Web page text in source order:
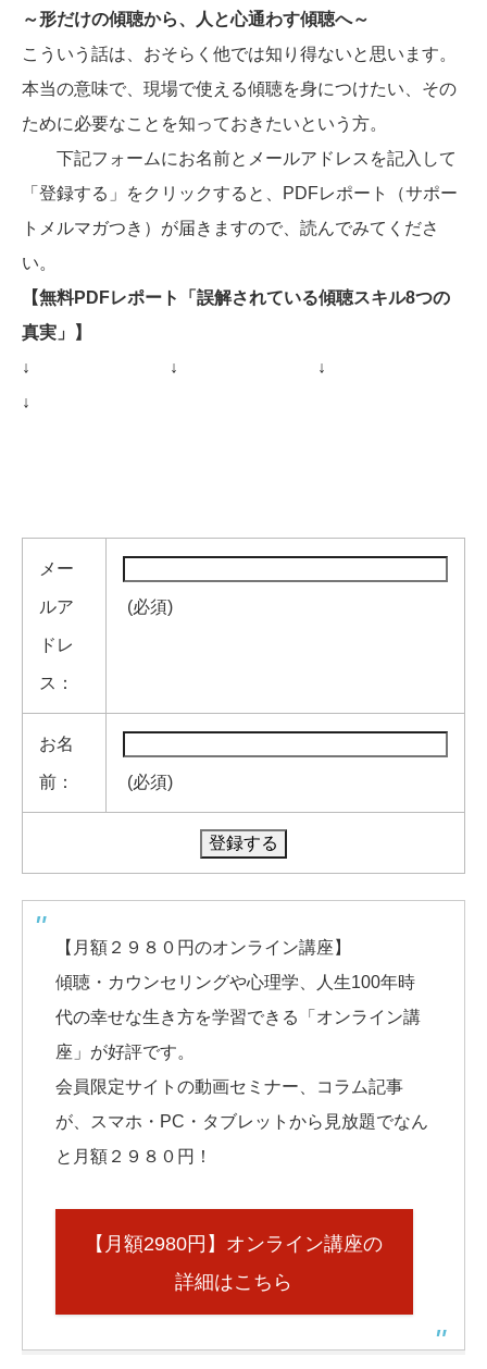
～形だけの傾聴から、人と心通わす傾聴へ～
こういう話は、おそらく他では知り得ないと思います。
本当の意味で、現場で使える傾聴を身につけたい、その
ために必要なことを知っておきたいという方。
下記フォームにお名前とメールアドレスを記入して
「登録する」をクリックすると、PDFレポート（サポー
トメルマガつき）が届きますので、読んでみてくださ
い。
【無料PDFレポート「誤解されている傾聴スキル8つの
真実」】
↓
↓
↓
↓
メー
ルア
ドレ
ス：
(必須)
お名
前： (必須)
【月額２９８０円のオンライン講座】
傾聴・カウンセリングや心理学、人生100年時
代の幸せな生き方を学習できる「オンライン講
座」が好評です。
会員限定サイトの動画セミナー、コラム記事
が、スマホ・PC・タブレットから見放題でなん
と月額２９８０円！
【月額2980円】オンライン講座の
詳細はこちら